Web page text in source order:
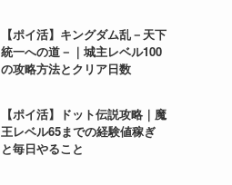
【ポイ活】キングダム乱－天下
統一への道－｜城主レベル100
の攻略方法とクリア日数
【ポイ活】ドット伝説攻略｜魔
王レベル65までの経験値稼ぎ
と毎日やること